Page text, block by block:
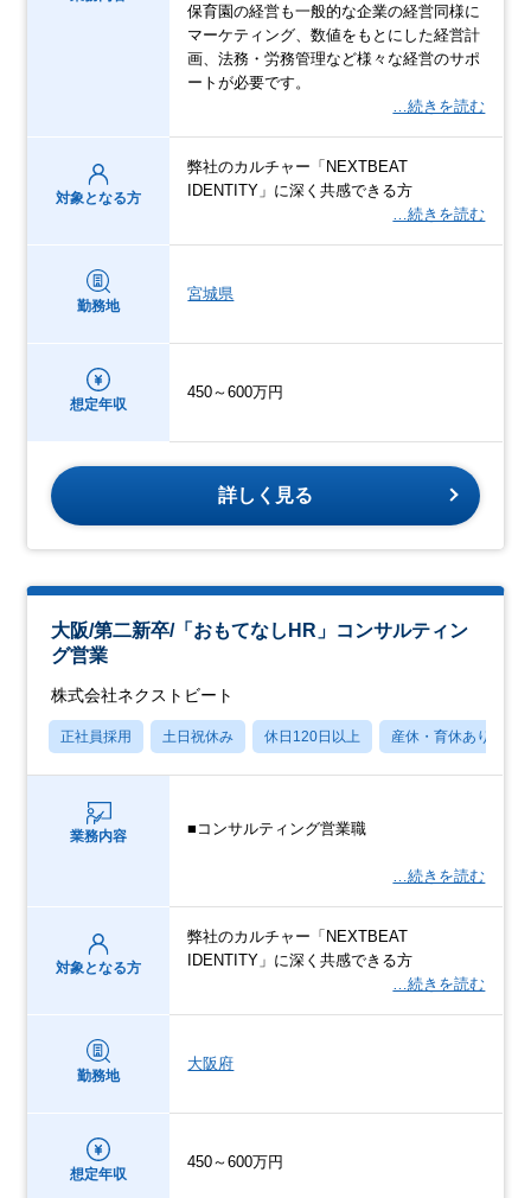
保育園の経営も一般的な企業の経営同様に
マーケティング、数値をもとにした経営計
画、法務・労務管理など様々な経営のサポ
ートが必要です。
…続きを読む
対象となる方
弊社のカルチャー「NEXTBEAT
IDENTITY」に深く共感できる方
…続きを読む
勤務地
宮城県
想定年収
450～600万円
詳しく見る
大阪/第二新卒/「おもてなしHR」コンサルティン
グ営業
株式会社ネクストビート
正社員採用 土日祝休み 休日120日以上 産休・育休あり
業務内容 ■コンサルティング営業職
…続きを読む
対象となる方
弊社のカルチャー「NEXTBEAT
IDENTITY」に深く共感できる方
…続きを読む
勤務地
大阪府
想定年収
450～600万円